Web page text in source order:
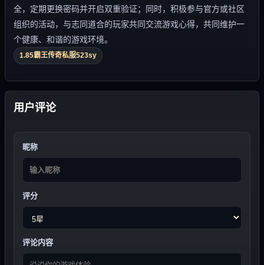
全，定期更换密码并开启双重验证；同时，积极参与官方或社区
组织的活动，与志同道合的玩家共同交流游戏心得，共同维护一
个健康、和谐的游戏环境。
1.85霸王传奇私服523sy
用户评论
昵称
评分
评论内容